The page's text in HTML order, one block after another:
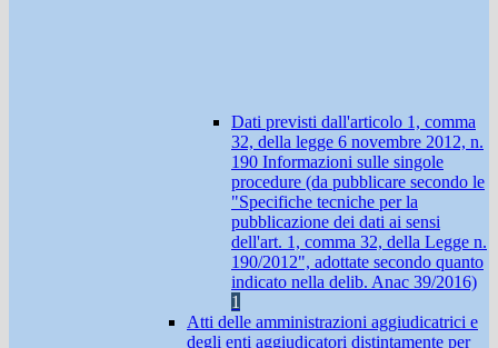
Dati previsti dall'articolo 1, comma
32, della legge 6 novembre 2012, n.
190 Informazioni sulle singole
procedure (da pubblicare secondo le
"Specifiche tecniche per la
pubblicazione dei dati ai sensi
dell'art. 1, comma 32, della Legge n.
190/2012", adottate secondo quanto
indicato nella delib. Anac 39/2016)
1
Atti delle amministrazioni aggiudicatrici e
degli enti aggiudicatori distintamente per